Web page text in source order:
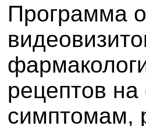
Программа
рецептов
симптомам,